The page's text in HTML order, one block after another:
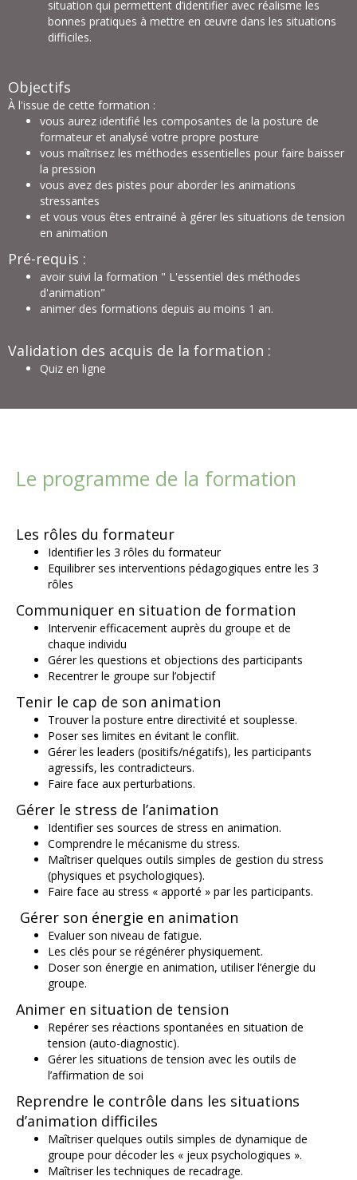
situation qui permettent d’identifier avec réalisme les
bonnes pratiques à mettre en œuvre dans les situations
difficiles.
Objectifs
À l'issue de cette formation :
vous aurez identifié les composantes de la posture de
formateur et analysé votre propre posture
vous maîtrisez les méthodes essentielles pour faire baisser
la pression
vous avez des pistes pour aborder les animations
stressantes
et vous vous êtes entrainé à gérer les situations de tension
en animation
Pré-requis :
avoir suivi la formation " L'essentiel des méthodes
d'animation"
animer des formations depuis au moins 1 an.
Validation des acquis de la formation :
Quiz en ligne
Le programme de la formation
Les rôles du formateur
Identifier les 3 rôles du formateur
Equilibrer ses interventions pédagogiques entre les 3
rôles
Communiquer en situation de formation
Intervenir efficacement auprès du groupe et de
chaque individu
Gérer les questions et objections des participants
Recentrer le groupe sur l’objectif
Tenir le cap de son animation
Trouver la posture entre directivité et souplesse.
Poser ses limites en évitant le conflit.
Gérer les leaders (positifs/négatifs), les participants
agressifs, les contradicteurs.
Faire face aux perturbations.
Gérer le stress de l’animation
Identifier ses sources de stress en animation.
Comprendre le mécanisme du stress.
Maîtriser quelques outils simples de gestion du stress
(physiques et psychologiques).
Faire face au stress « apporté » par les participants.
Gérer son énergie en animation
Evaluer son niveau de fatigue.
Les clés pour se régénérer physiquement.
Doser son énergie en animation, utiliser l’énergie du
groupe.
Animer en situation de tension
Repérer ses réactions spontanées en situation de
tension (auto-diagnostic).
Gérer les situations de tension avec les outils de
l’affirmation de soi
Reprendre le contrôle dans les situations
d’animation difficiles
Maîtriser quelques outils simples de dynamique de
groupe pour décoder les « jeux psychologiques ».
Maîtriser les techniques de recadrage.